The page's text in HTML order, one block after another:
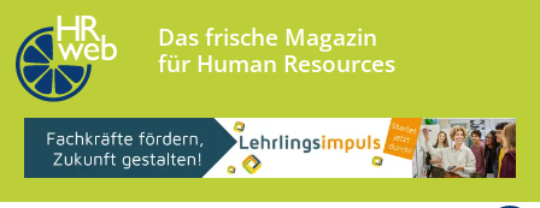
Das frische Magazin
für Human Resources